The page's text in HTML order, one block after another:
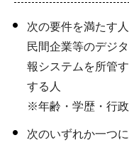
次の要件を満たす
民間企業等のデジ
報システムを所管
する人
※年齢・学歴・行政
次のいずれか一つ